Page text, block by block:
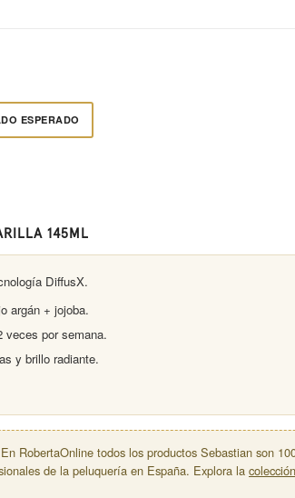
ESPERADO
145ML
DiffusX.
argán + jojoba.
veces por semana.
y brillo radiante.
En RobertaOnline todos los productos Sebastian son
de la peluquería en España. Explora la